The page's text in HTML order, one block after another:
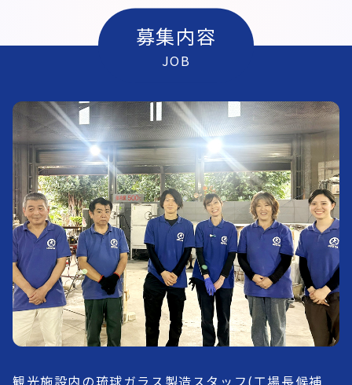
募集内容
JOB
観光施設内の琉球ガラス製造スタッフ(工場長候補